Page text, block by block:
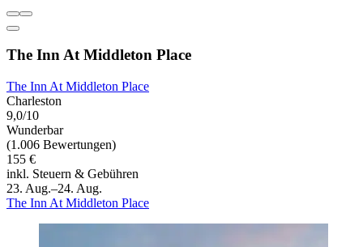
The Inn At Middleton Place
The Inn At Middleton Place
Charleston
9,0/10
Wunderbar
(1.006 Bewertungen)
155 €
inkl. Steuern & Gebühren
23. Aug.–24. Aug.
The Inn At Middleton Place